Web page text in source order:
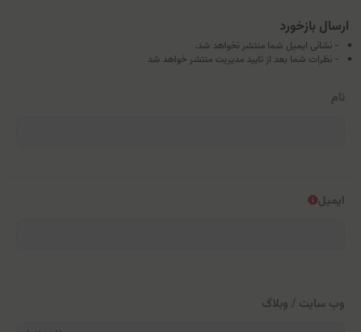
ارسال بازخورد
- نشانی ایمیل شما منتشر نخواهد شد.
- نظرات شما بعد از تایید مدیریت منتشر خواهد شد
نام
ایمیل
وب سایت / وبلاگ